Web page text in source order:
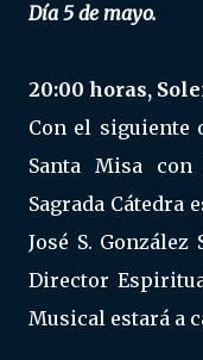
Día 5 de mayo.
20:00 horas,
Con el siguiente
Santa Misa
Sagrada Cátedra
José S.
Director
Musical estará a